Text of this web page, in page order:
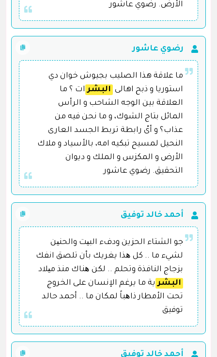
الأرض. رضوي عاشور
رضوي عاشور
ما علاقة هذا الصليب بجيوش خوان دي
استوريا و ذبح اهالى البشر ات ؟ ما
العلاقة بين الوجه الشاحب و الرأس
المائل بتاج الشوك، و ما نحن فيه من
عذاب؟ و أىّ رابطة تربط الجسد العارى
النحيل لمسيح تبكيه امه، بالأسياد و ملاك
الأرض و المكزس و الملك و ديوان
التحقيق. رضوي عاشور
أحمد خالد توفيق
جو الشتاء الحزين ودفء البیت والحنین
لشيء ما .. كل ھذا يغريك بأن تلصق انفك
بزجاج النافذة وتحلم .. لكن ھناك منذ میلاد
البشر ية ما يرغم الإنسان على الخروج
تحت الأمطار ذاھباً لمكان ما .. أحمد حالد
توفيق
أحمد خالد توفيق